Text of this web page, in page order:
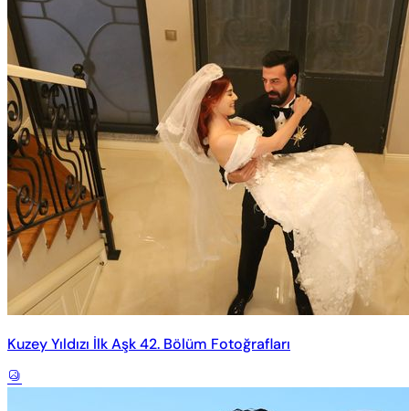
Kuzey Yıldızı İlk Aşk 42. Bölüm Fotoğrafları